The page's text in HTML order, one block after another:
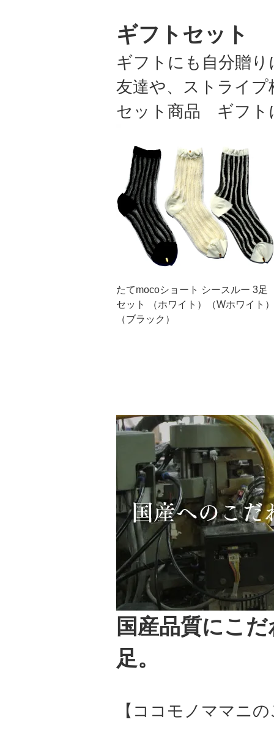
ギフトセット
ギフトにも自分贈
友達や、ストライ
セット商品 ギフト
たてmocoショート シースルー 3足
セット （ホワイト）（Wホワイト）
（ブラック）
国産品質にこ
足。
【ココモノママニ